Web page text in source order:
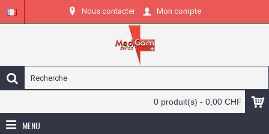
Nous contacter Mon compte
0 produit(s) - 0,00 CHF
MENU